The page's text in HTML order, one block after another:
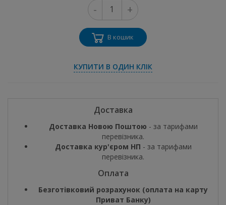
- +
В кошик
КУПИТИ В ОДИН КЛІК
Доставка
Доставка Новою Поштою - за тарифами
перевізника.
Доставка кур'єром НП - за тарифами
перевізника.
Оплата
Безготівковий розрахунок (оплата на карту
Приват Банку)